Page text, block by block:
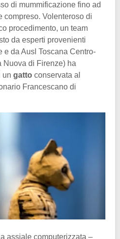
di mummificazione fino ad
compreso. Volenteroso di
procedimento, un team
da esperti provenienti
e da Ausl Toscana Centro-
Nuova di Firenze) ha
un gatto conservata al
Francescano di
assiale computerizzata –